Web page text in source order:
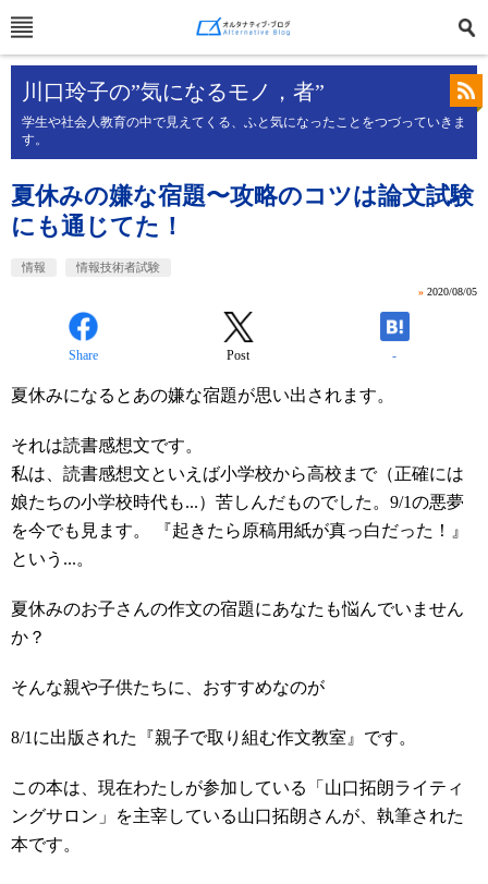
川口玲子の”気になるモノ，者”
学生や社会人教育の中で見えてくる、ふと気になったことをつづっていきま
す。
夏休みの嫌な宿題〜攻略のコツは論文試験
にも通じてた！
情報 情報技術者試験
» 2020/08/05
Share Post -
夏休みになるとあの嫌な宿題が思い出されます。
それは読書感想文です。
私は、読書感想文といえば小学校から高校まで（正確には
娘たちの小学校時代も...）苦しんだものでした。9/1の悪夢
を今でも見ます。 『起きたら原稿用紙が真っ白だった！』
という...。
夏休みのお子さんの作文の宿題にあなたも悩んでいません
か？
そんな親や子供たちに、おすすめなのが
8/1に出版された『親子で取り組む作文教室』です。
この本は、現在わたしが参加している「山口拓朗ライティ
ングサロン」を主宰している山口拓朗さんが、執筆された
本です。